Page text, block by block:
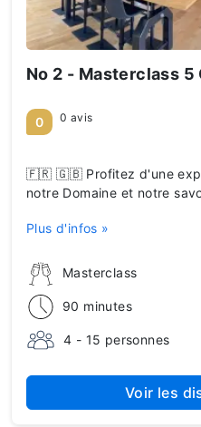
No 2 - Masterclass 5
Masterclass
90 minutes
4 - 15 personnes
🇫🇷 🇬🇧 Profitez d'une
notre Domaine et notre
Plus d'infos »
0 0 avis
Voir les